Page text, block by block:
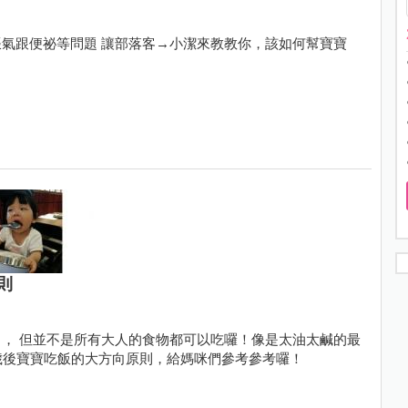
跟便祕等問題 讓部落客→小潔來教教你，該如何幫寶寶
但並不是所有大人的食物都可以吃囉！像是太油太鹹的最
寶寶吃飯的大方向原則，給媽咪們參考參考囉！